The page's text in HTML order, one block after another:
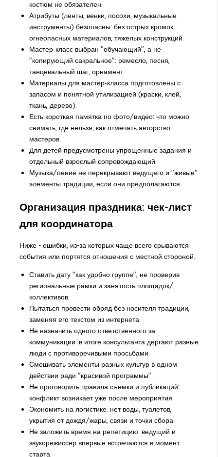
костюм не обязателен.
Атрибуты (ленты, венки, посохи, музыкальные
инструменты) безопасны: без острых кромок,
огнеопасных материалов, тяжелых конструкций.
Мастер‑класс выбран "обучающий", а не
"копирующий сакральное": ремесло, песня,
танцевальный шаг, орнамент.
Материалы для мастер‑класса подготовлены с
запасом и понятной утилизацией (краски, клей,
ткань, дерево).
Есть короткая памятка по фото/видео: что можно
снимать, где нельзя, как отмечать авторство
мастеров.
Для детей предусмотрены упрощенные задания и
отдельный взрослый сопровождающий.
Музыка/пение не перекрывают ведущего и "живые"
элементы традиции, если они предполагаются.
Организация праздника: чек-лист
для координатора
Ниже - ошибки, из-за которых чаще всего срываются
события или портятся отношения с местной стороной.
Ставить дату "как удобно группе", не проверив
региональные рамки и занятость площадок/
коллективов.
Пытаться провести обряд без носителя традиции,
заменяя его текстом из интернета.
Не назначить одного ответственного за
коммуникации: в итоге консультанта дергают разные
люди с противоречивыми просьбами.
Смешивать элементы разных культур в одном
действии ради "красивой программы".
Не проговорить правила съемки и публикаций:
конфликт возникает уже после мероприятия.
Экономить на логистике: нет воды, туалетов,
укрытия от дождя/жары, связи и точки сбора.
Не заложить время на репетицию: ведущий и
звукорежиссер впервые встречаются в момент
старта.